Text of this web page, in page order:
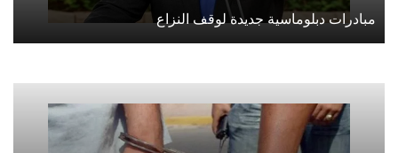
مبادرات دبلوماسية جديدة لوقف النزاع